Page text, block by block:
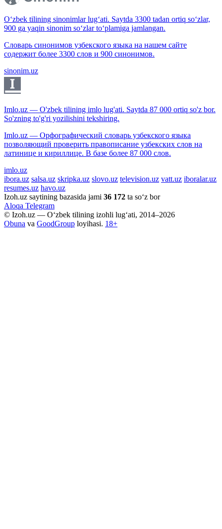
O‘zbek tilining sinonimlar lug‘ati. Saytda 3300 tadan ortiq so‘zlar,
900 ga yaqin sinonim so‘zlar to‘plamiga jamlangan.
Словарь синонимов узбекского языка на нашем сайте
содержит более 3300 слов и 900 синонимов.
sinonim.uz
Imlo.uz — O'zbek tilining imlo lug'ati. Saytda 87 000 ortiq so'z bor.
So'zning to'g'ri yozilishini tekshiring.
Imlo.uz — Орфографический словарь узбекского языка
позволяющий проверить правописание узбекских слов на
латинице и кириллице. В базе более 87 000 слов.
imlo.uz
ibora.uz salsa.uz skripka.uz slovo.uz television.uz vatt.uz iboralar.uz
resumes.uz havo.uz
Izoh.uz saytining bazasida jami 36 172 ta so‘z bor
Aloqa Telegram
© Izoh.uz — O‘zbek tilining izohli lug‘ati, 2014–2026
Obuna va GoodGroup loyihasi. 18+